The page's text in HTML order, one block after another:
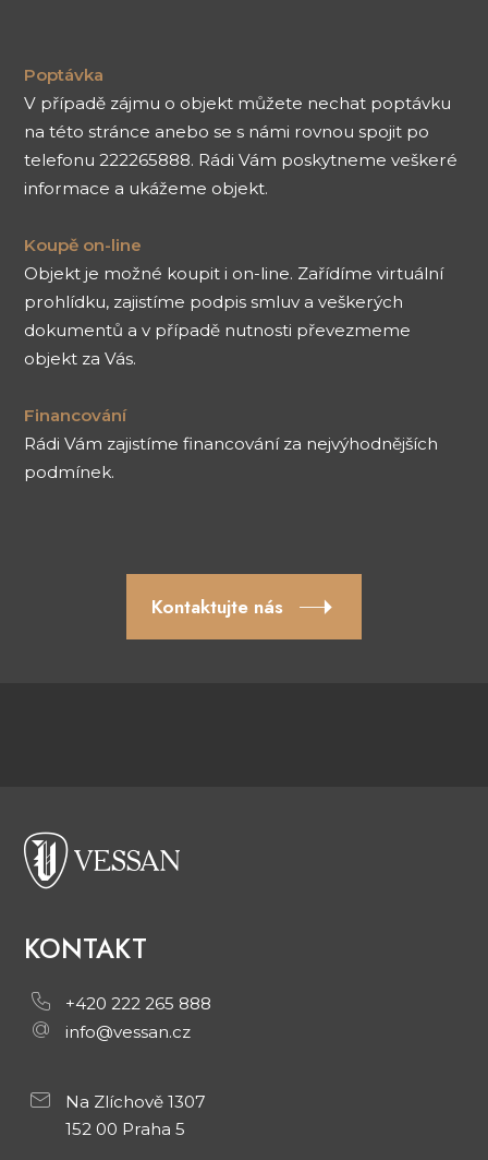
Poptávka
V případě zájmu o objekt můžete nechat poptávku
na této stránce anebo se s námi rovnou spojit po
telefonu 222265888. Rádi Vám poskytneme veškeré
informace a ukážeme objekt.
Koupě on-line
Objekt je možné koupit i on-line. Zařídíme virtuální
prohlídku, zajistíme podpis smluv a veškerých
dokumentů a v případě nutnosti převezmeme
objekt za Vás.
Financování
Rádi Vám zajistíme financování za nejvýhodnějších
podmínek.
Kontaktujte nás
KONTAKT
+420 222 265 888
info@vessan.cz
Na Zlíchově 1307
152 00 Praha 5